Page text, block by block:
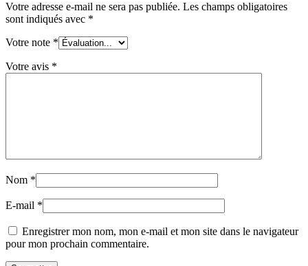
Votre adresse e-mail ne sera pas publiée. Les champs obligatoires
sont indiqués avec *
Votre note *
Votre avis *
Nom *
E-mail *
Enregistrer mon nom, mon e-mail et mon site dans le navigateur
pour mon prochain commentaire.